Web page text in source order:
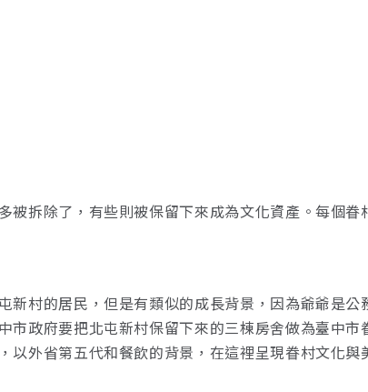
被拆除了，有些則被保留下來成為文化資產。每個
新村的居民，但是有類似的成長背景，因為爺爺是
市政府要把北屯新村保留下來的三棟房舍做為臺中
以外省第五代和餐飲的背景，在這裡呈現眷村文化與